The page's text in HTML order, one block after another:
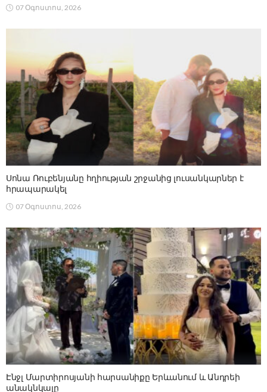
07 Օգոստոս, 2026
Սոնա Ռուբենյանը հղիության շրջանից լուսանկարներ է
հրապարակել
07 Օգոստոս, 2026
Էնջլ Մարտիրոսյանի հարսանիքը Երևանում և Անդրեի
անակնկալը